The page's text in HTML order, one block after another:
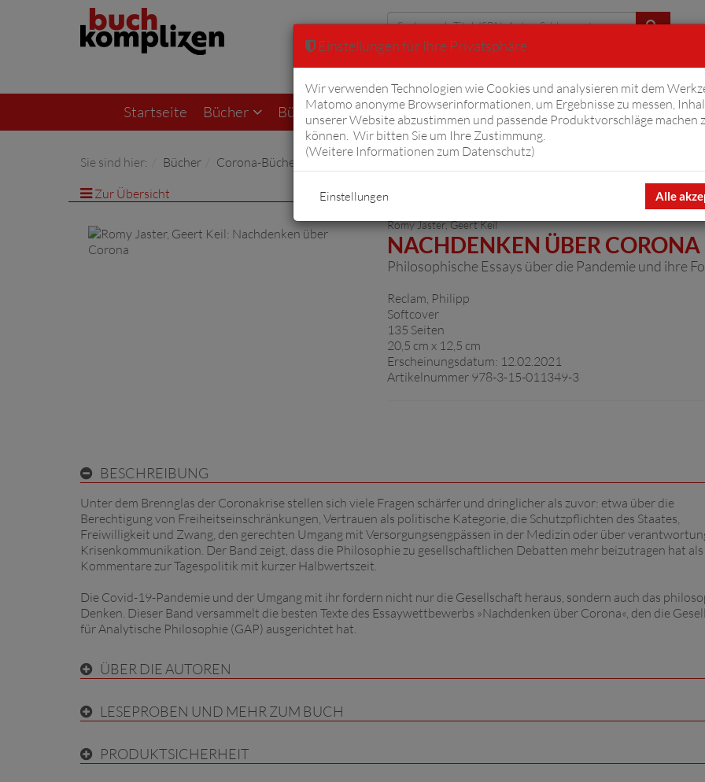
Erweiterte Suche
Startseite Bücher Bücher von Fiftyfifty Hörbücher Komplizen
Sie sind hier: Bücher
Corona-Bücher
Zur Übersicht
Romy Jaster,Geert Keil
NACHDENKEN ÜBER CORONA
Philosophische Essays über die Pandemie und ihre
Reclam, Philipp
Softcover
135 Seiten
20,5 cm x 12,5 cm
Erscheinungsdatum: 12.02.2021
Artikelnummer 978-3-15-011349-3
BESCHREIBUNG
Unter dem Brennglas der Coronakrise stellen sich viele Fragen schärfer und dringlicher als zuvor: etwa über die
Berechtigung von Freiheitseinschränkungen, Vertrauen als politische Kategorie, die Schutzpflichten des Staates,
Freiwilligkeit und Zwang, den gerechten Umgang mit Versorgungsengpässen in der Medizin oder über
Krisenkommunikation. Der Band zeigt, dass die Philosophie zu gesellschaftlichen Debatten mehr beizutragen hat als
Kommentare zur Tagespolitik mit kurzer Halbwertszeit.
Die Covid-19-Pandemie und der Umgang mit ihr fordern nicht nur die Gesellschaft heraus, sondern auch das
Denken. Dieser Band versammelt die besten Texte des Essaywettbewerbs »Nachdenken über Corona«, den die
für Analytische Philosophie (GAP) ausgerichtet hat.
ÜBER DIE AUTOREN
LESEPROBEN UND MEHR ZUM BUCH
PRODUKTSICHERHEIT
Einstellungen für Ihre Privatsphäre
Wir verwenden Technologien wie Cookies und analysieren mit dem
Matomo anonyme Browserinformationen, um Ergebnisse zu messen,
unserer Website abzustimmen und passende Produktvorschläge machen
können. Wir bitten Sie um Ihre Zustimmung.
(Weitere Informationen zum Datenschutz)
Alle
Einstellungen